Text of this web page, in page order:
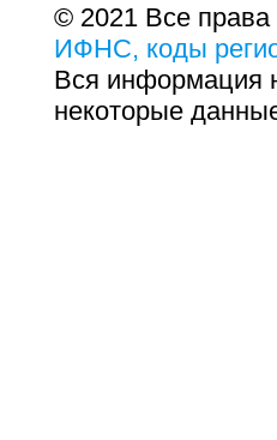
© 2021 Все
ИФНС, коды
Вся информация
некоторые